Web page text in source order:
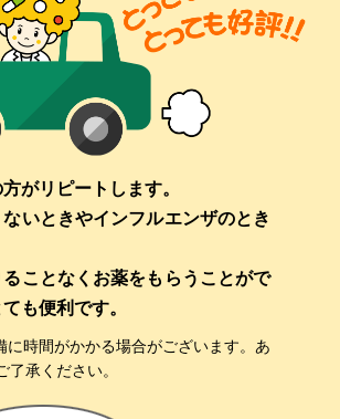
がリピートします。
いときやインフルエンザのとき
ことなくお薬をもらうことがで
も便利です。
時間がかかる場合がございます。あ
了承ください。